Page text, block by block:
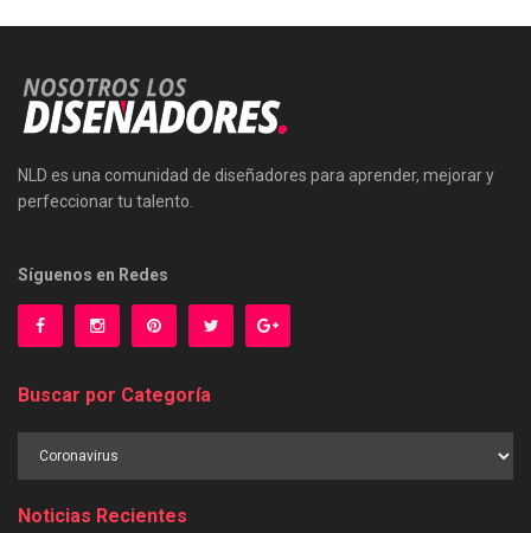
NLD es una comunidad de diseñadores para aprender, mejorar y
perfeccionar tu talento.
Síguenos en Redes
Buscar por Categoría
Noticias Recientes